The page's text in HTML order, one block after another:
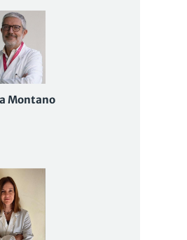
Montano